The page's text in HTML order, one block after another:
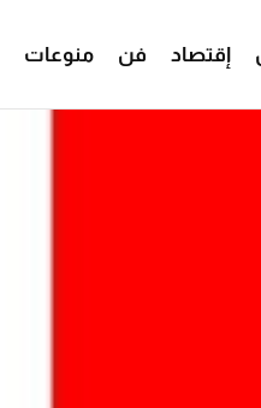
إقتصاد فن منوعات